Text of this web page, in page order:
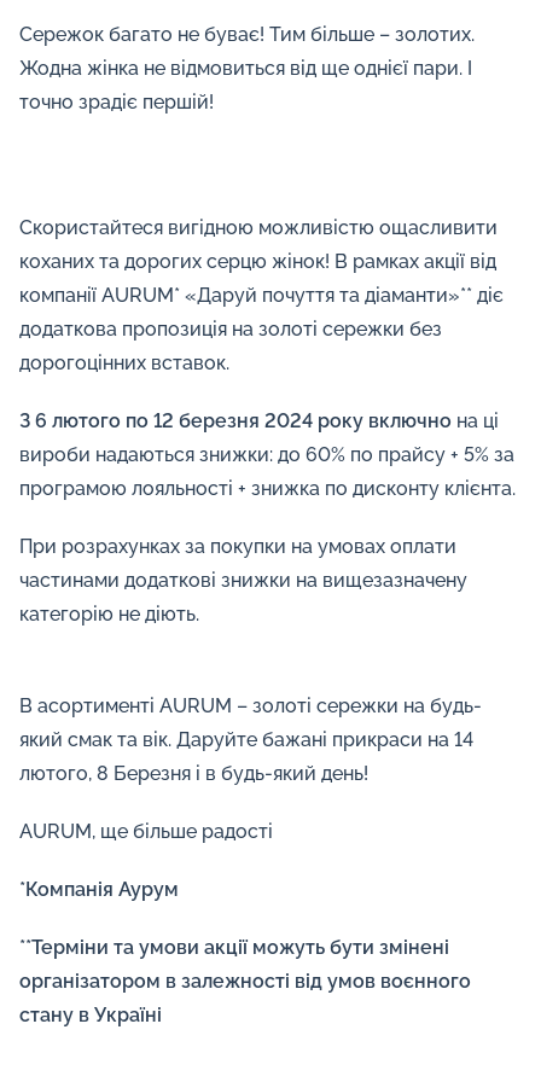
Сережок багато не буває! Тим більше – золотих.
Жодна жінка не відмовиться від ще однієї пари. І
точно зрадіє першій!
Скористайтеся вигідною можливістю ощасливити
коханих та дорогих серцю жінок! В рамках акції від
компанії AURUM* «Даруй почуття та діаманти»** діє
додаткова пропозиція на золоті сережки без
дорогоцінних вставок.
З 6 лютого по 12 березня 2024 року включно на ці
вироби надаються знижки: до 60% по прайсу + 5% за
програмою лояльності + знижка по дисконту клієнта.
При розрахунках за покупки на умовах оплати
частинами додаткові знижки на вищезазначену
категорію не діють.
В асортименті AURUM – золоті сережки на будь-
який смак та вік. Даруйте бажані прикраси на 14
лютого, 8 Березня і в будь-який день!
AURUM, ще більше радості
*Компанія Аурум
**Терміни та умови акції можуть бути змінені
організатором в залежності від умов воєнного
стану в Україні